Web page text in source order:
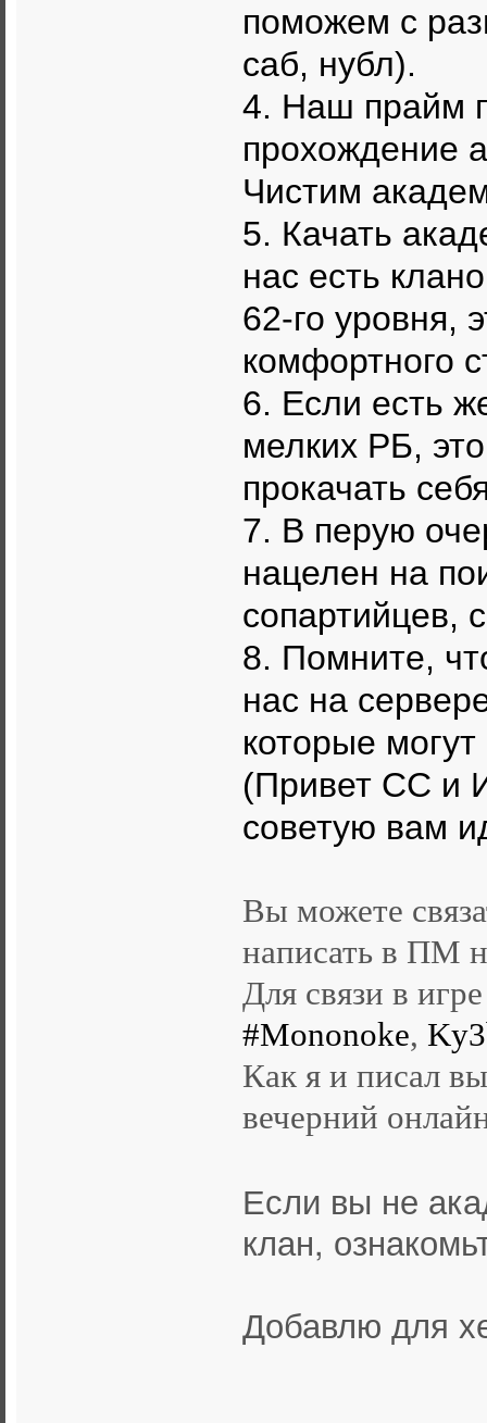
поможем с
саб, нубл).
4. Наш прайм
прохождение
Чистим
5. Качать
нас есть
62-го уровня,
комфортного
6. Если есть
мелких РБ,
прокачать
7. В перую
нацелен на
сопартийцев,
8. Помните,
нас на
которые
(Привет СС и
советую вам
Вы можете
написать в ПМ
Для связи в
#Mononoke,
Как я и писал
вечерний
Если вы не
клан,
Добавлю для